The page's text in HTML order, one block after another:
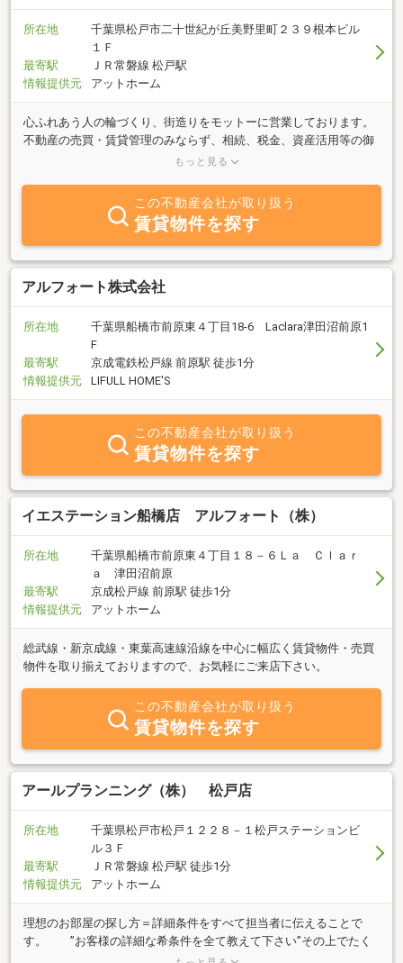
所在地
千葉県松戸市二十世紀が丘美野里町２３９根本ビル
１Ｆ
最寄駅
ＪＲ常磐線 松戸駅
情報提供元
アットホーム
心ふれあう人の輪づくり、街造りをモットーに営業しております。
不動産の売買・賃貸管理のみならず、相続、税金、資産活用等の御
相談ごとにもファイナンシャルプランナーの責任者が対応致します
もっと見る
この不動産会社が取り扱う
賃貸物件を探す
アルフォート株式会社
所在地
千葉県船橋市前原東４丁目18-6 Laclara津田沼前原1
F
最寄駅
京成電鉄松戸線 前原駅 徒歩1分
情報提供元
LIFULL HOME'S
この不動産会社が取り扱う
賃貸物件を探す
イエステーション船橋店 アルフォート（株）
所在地
千葉県船橋市前原東４丁目１８－６Ｌａ Ｃｌａｒ
ａ 津田沼前原
最寄駅
京成松戸線 前原駅 徒歩1分
情報提供元
アットホーム
総武線・新京成線・東葉高速線沿線を中心に幅広く賃貸物件・売買
物件を取り揃えておりますので、お気軽にご来店下さい。
この不動産会社が取り扱う
賃貸物件を探す
アールプランニング（株） 松戸店
所在地
千葉県松戸市松戸１２２８－１松戸ステーションビ
ル３Ｆ
最寄駅
ＪＲ常磐線 松戸駅 徒歩1分
情報提供元
アットホーム
理想のお部屋の探し方＝詳細条件をすべて担当者に伝えることで
す。 ”お客様の詳細な希条件を全て教えて下さい”その上でたく
さんのお部屋ご紹介させて頂きます。 気になるお部屋全てご案内